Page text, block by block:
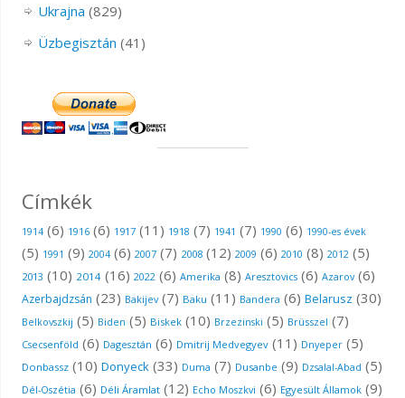
Ukrajna (829)
Üzbegisztán (41)
Címkék
1914(6) 1916(6) 1917(11) 1918 (7) 1941 (7) 1990 (6) 1990-es évek
(5) 1991 (9) 2004(6) 2007(7) 2008(12) 2009 (6) 2010 (8) 2012(5)
2013 (10) 2014(16) 2022(6) Amerika (8) Aresztovics(6) Azarov(6)
Azerbajdzsán (23) Bakijev(7) Baku (11) Bandera (6) Belarusz (30)
Belkovszkij (5) Biden (5) Biskek(10) Brzezinski (5) Brüsszel (7)
Csecsenföld (6) Dagesztán (6) Dmitrij Medvegyev(11) Dnyeper(5)
Donbassz(10) Donyeck(33) Duma (7) Dusanbe (9) Dzsalal-Abad (5)
Dél-Oszétia (6) Déli Áramlat(12) Echo Moszkvi (6) Egyesült Államok(9)